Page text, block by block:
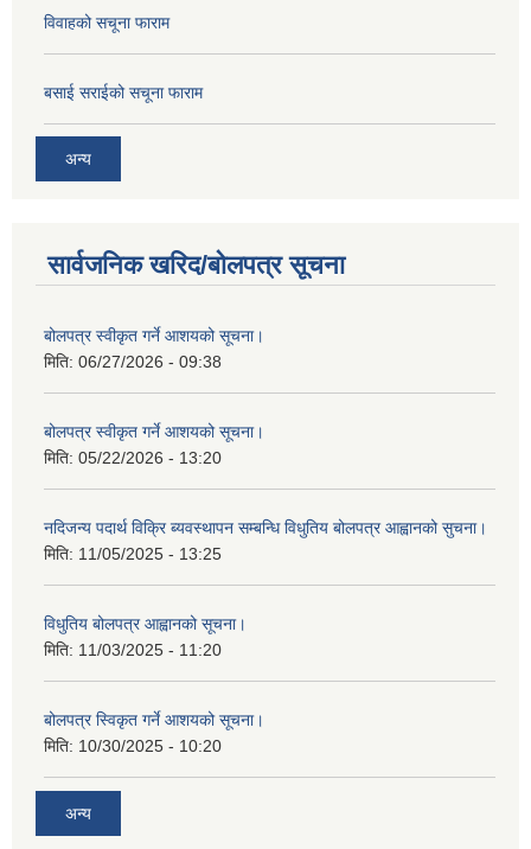
विवाहको सचूना फाराम
बसाई सराईको सचूना फाराम
अन्य
सार्वजनिक खरिद/बोलपत्र सूचना
बोलपत्र स्वीकृत गर्ने आशयको सूचना।
मिति: 06/27/2026 - 09:38
बोलपत्र स्वीकृत गर्ने आशयको सूचना।
मिति: 05/22/2026 - 13:20
नदिजन्य पदार्थ विक्रि ब्यवस्थापन सम्बन्धि विधुतिय बोलपत्र आह्वानको सुचना।
मिति: 11/05/2025 - 13:25
विधुतिय बोलपत्र आह्वानको सूचना।
मिति: 11/03/2025 - 11:20
बोलपत्र स्विकृत गर्ने आशयको सूचना।
मिति: 10/30/2025 - 10:20
अन्य